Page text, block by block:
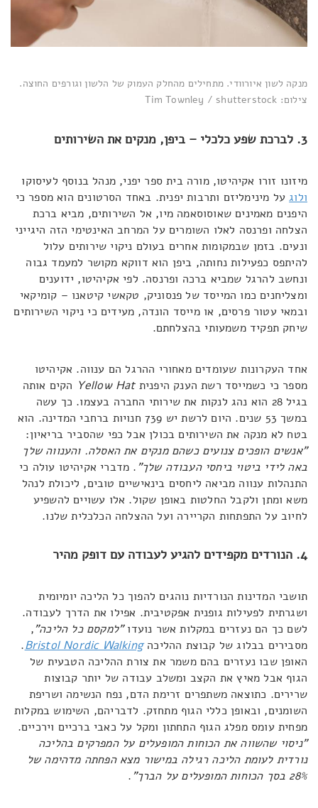
מנקה לשון איורוודי. מתחילים מהחלק העמוק של הלשון וגורפים החוצה.
צילום: Tim Townley / shutterstock
3. לברכת שפע כלכלי – ביפן, מנקים את השירותים
מיזונו זורו אקיהיטו, מורה בית ספר יפני, מנהל בנוסף לעיסוקו
ולוגעל מינימליזם ותרבות יפנית. באחד הסרטונים הוא מספר כי
היפנים מאמינים שאוסוסאמה מיו, אל השירותים, מביא ברכת
הצלחה ופרנסה לאלו השומרים על המרחב האינטימי הזה היגייני
ונעים. בזמן שבמקומות אחרים בעולם ניקוי שירותים עלול
להיתפס כפעילות נחותה, ביפן הוא דווקא מקושר למעמד גבוה
ונחשב להרגל שמביא ברכה ופרנסה. לפי אקיהיטו, ידוענים
ומצליחנים כמו המייסד של פנסוניק, טקאשי קיטאנו – קומיקאי
ובמאי עטור פרסים, או מייסד הונדה, מעידים כי ניקוי השירותים
שיחק תפקיד משמעותי בהצלחתם.
אחד העקרונות שעומדים מאחורי ההרגל הם ענווה. אקיהיטו
מספר כי כשמייסד רשת הענק היפניתYellow Hat הקים אותה
בגיל 28 הוא נהג לנקות את שירותי החברה בעצמו. כך עשה
במשך 53 שנים. היום לרשת יש 739 חנויות ברחבי המדינה. הוא
בטח לא מנקה את השירותים בכולן אבל כפי שהסביר בריאיון:
"אנשיםהופכים צנועים כשהם מנקים את האסלה. והענווה שלך
באה לידי ביטוי ביחסי העבודה שלך". מדברי אקיהיטו עולה כי
התנהלות ענווה מביאה ליחסים בינאישיים טובים, ליכולת לנהל
משא ומתן ולקבל החלטות באופן שקול. אלו עשויים להשפיע
לחיוב על התפתחות הקריירה ועל ההצלחה הכלכלית שלנו.
4. הנורדים מקפידים להגיע לעבודה עם דופק מהיר
תושבי המדינות הנורדיות נוהגים להפוך כל הליכה יומיומית
ושגרתית לפעילות גופנית אפקטיבית. אפילו את הדרך לעבודה.
לשם כך הם נעזרים במקלות אשר נועדו"למקסם כל הליכה",
מסבירים בבלוג של קבוצת ההליכהBristol Nordic Walking
.
האופן שבו נעזרים בהם משמר את צורת ההליכה הטבעית של
הגוף אבל מאיץ את הקצב ומשלב עבודה של יותר קבוצות
שרירים. כתוצאה משתפרים זרימת הדם, נפח הנשימה ושריפת
השומנים, ובאופן כללי הגוף מתחזק. לדבריהם, השימוש במקלות
מפחית עומס מפלג הגוף התחתון ומקל על כאבי ברכיים וירכיים.
"ניסוי שהשווה את הכוחות המופעלים על המפרקים בהליכה
נורדית לעומת הליכה רגילה במישור מצא הפחתה מדהימה של
28% בסך הכוחות המופעלים על הברך"
.